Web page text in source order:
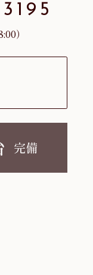
）